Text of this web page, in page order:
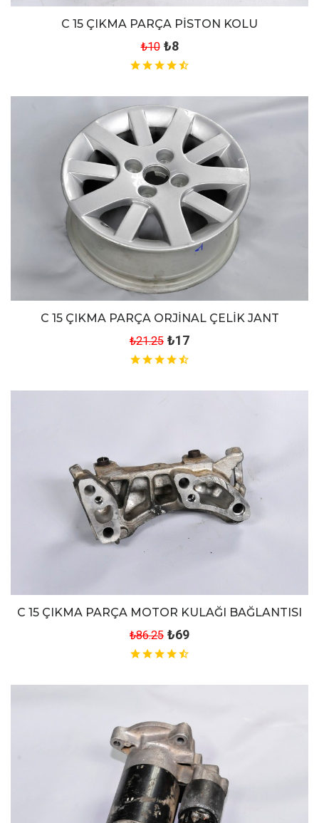
C 15 ÇIKMA PARÇA PİSTON KOLU
₺10 ₺8
C 15 ÇIKMA PARÇA ORJİNAL ÇELİK JANT
₺21.25 ₺17
C 15 ÇIKMA PARÇA MOTOR KULAĞI BAĞLANTISI
₺86.25 ₺69